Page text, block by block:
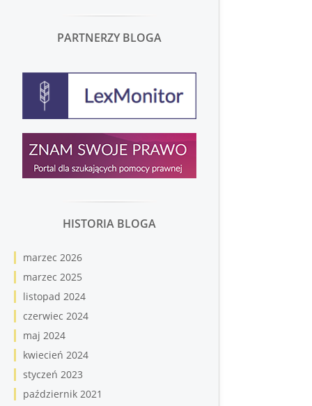
PARTNERZY BLOGA
HISTORIA BLOGA
marzec 2026
marzec 2025
listopad 2024
czerwiec 2024
maj 2024
kwiecień 2024
styczeń 2023
październik 2021